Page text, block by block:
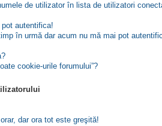
de utilizator în lista de utilizatori
autentifica!
în urmă dar acum nu mă mai pot
cookie-urile forumului”?
dar ora tot este greşită!